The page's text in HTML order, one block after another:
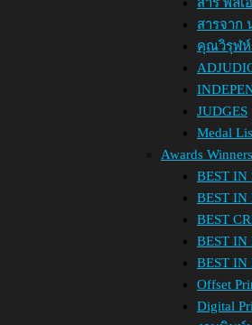
สารจาก
คุณวิรุฬห์
JUDGES
Medal
Awards Winners
BEST IN
BEST IN
BEST
BEST IN
BEST IN
Offset
Digital